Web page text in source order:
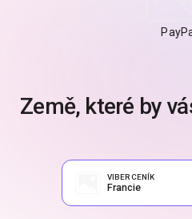
Země, které by
VIBER CENÍK
Francie